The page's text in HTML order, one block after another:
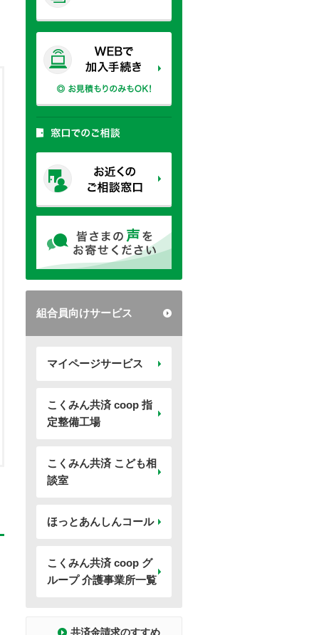
組合員向けサービス
マイページサービス
こくみん共済 coop 指
定整備工場
こくみん共済 こども相
談室
ほっとあんしんコール
こくみん共済 coop グ
ループ 介護事業所一覧
共済金請求のすすめ